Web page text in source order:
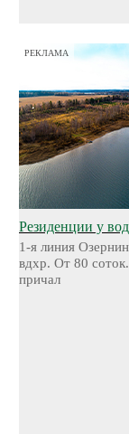
РЕКЛАМА
Резиденции у
1-я линия
вдхр. От 80
причал